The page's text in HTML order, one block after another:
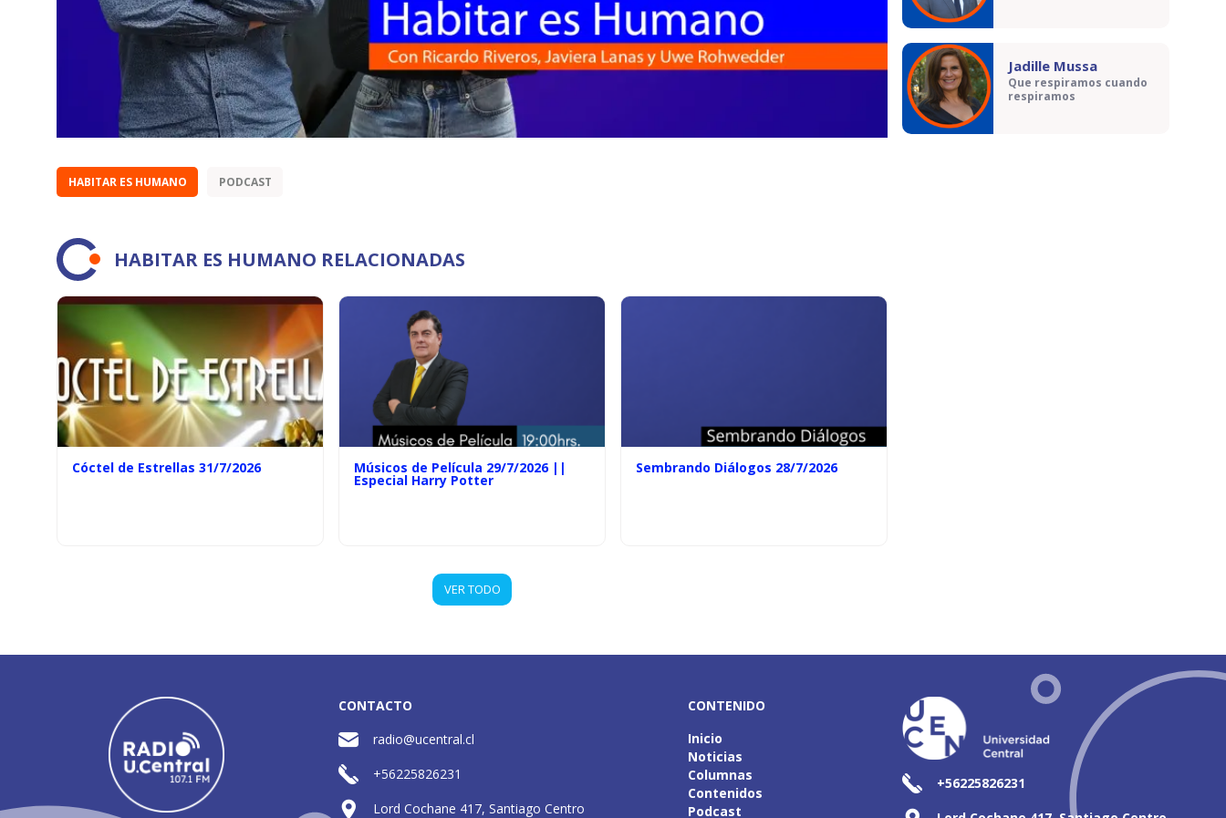
HABITAR ES HUMANO PODCAST
HABITAR ES HUMANO RELACIONADAS
Cóctel de Estrellas 31/7/2026 Músicos de Película 29/7/2026 ||
Especial Harry Potter
Sembrando Diálogos 28/7/2026
VER TODO
Jadille Mussa
Que respiramos cuando
respiramos
CONTACTO
radio@ucentral.cl
+56225826231
Lord Cochane 417, Santiago Centro
CONTENIDO
Inicio
Noticias
Columnas
Contenidos
Podcast
+56225826231